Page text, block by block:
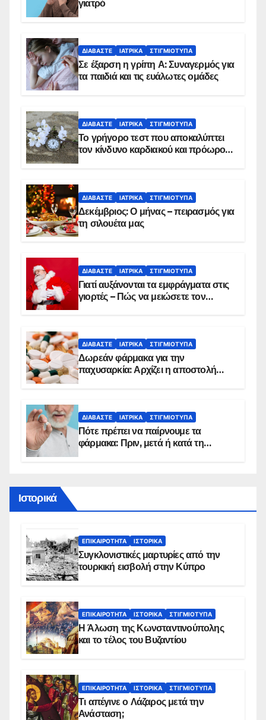
γιατρό
ΔΙΑΒΆΣΤΕ ΙΑΤΡΙΚΆ ΣΤΙΓΜΙΌΤΥΠΑ
Σε έξαρση η γρίπη Α: Συναγερμός για
τα παιδιά και τις ευάλωτες ομάδες
ΔΙΑΒΆΣΤΕ ΙΑΤΡΙΚΆ ΣΤΙΓΜΙΌΤΥΠΑ
Το γρήγορο τεστ που αποκαλύπτει
τον κίνδυνο καρδιακού και πρόωρου
ΔΙΑΒΆΣΤΕ ΙΑΤΡΙΚΆ ΣΤΙΓΜΙΌΤΥΠΑ
Δεκέμβριος: Ο μήνας – πειρασμός για
τη σιλουέτα μας
ΔΙΑΒΆΣΤΕ ΙΑΤΡΙΚΆ ΣΤΙΓΜΙΌΤΥΠΑ
Γιατί αυξάνονται τα εμφράγματα στις
γιορτές – Πώς να μειώσετε τον
ΔΙΑΒΆΣΤΕ ΙΑΤΡΙΚΆ ΣΤΙΓΜΙΌΤΥΠΑ
Δωρεάν φάρμακα για την
παχυσαρκία: Αρχίζει η αποστολή
ΔΙΑΒΆΣΤΕ ΙΑΤΡΙΚΆ ΣΤΙΓΜΙΌΤΥΠΑ
Πότε πρέπει να παίρνουμε τα
φάρμακα: Πριν, μετά ή κατά τη
Ιστορικά
ΕΠΙΚΑΙΡΌΤΗΤΑ ΙΣΤΟΡΙΚΆ
Συγκλονιστικές μαρτυρίες από την
τουρκική εισβολή στην Κύπρο
ΕΠΙΚΑΙΡΌΤΗΤΑ ΙΣΤΟΡΙΚΆ ΣΤΙΓΜΙΌΤΥΠΑ
Η Άλωση της Κωνσταντινούπολης
και το τέλος του Βυζαντίου
ΕΠΙΚΑΙΡΌΤΗΤΑ ΙΣΤΟΡΙΚΆ ΣΤΙΓΜΙΌΤΥΠΑ
Τι απέγινε ο Λάζαρος μετά την
Ανάσταση;